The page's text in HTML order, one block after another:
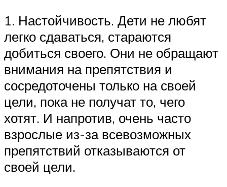
1. Настойчивость. Дети не любят
легко сдаваться, стараются
добиться своего. Они не обращают
внимания на препятствия и
сосредоточены только на своей
цели, пока не получат то, чего
хотят. И напротив, очень часто
взрослые из-за всевозможных
препятствий отказываются от
своей цели.